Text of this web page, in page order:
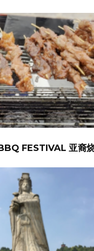
FESTIVAL 亚裔